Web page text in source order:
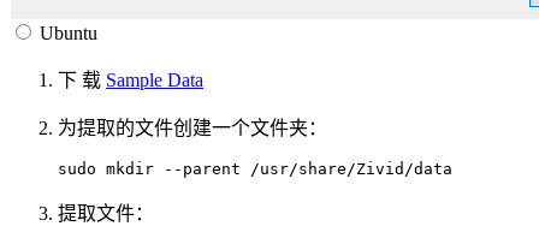
Ubuntu
下 载 Sample Data
为提取的文件创建一个文件夹：
sudo mkdir --parent
提取文件：